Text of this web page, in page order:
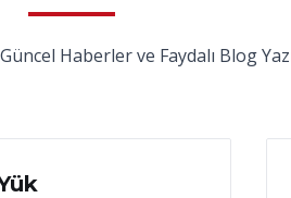
Haberler ve Faydalı Blog
2026